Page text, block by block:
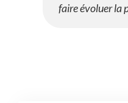
faire évoluer la